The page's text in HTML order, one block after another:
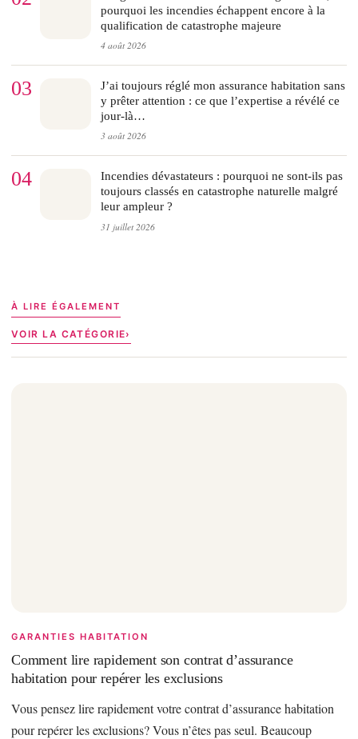
pourquoi les incendies échappent encore à la
qualification de catastrophe majeure
4 août 2026
03
J’ai toujours réglé mon assurance habitation sans
y prêter attention : ce que l’expertise a révélé ce
jour-là…
3 août 2026
04
Incendies dévastateurs : pourquoi ne sont-ils pas
toujours classés en catastrophe naturelle malgré
leur ampleur ?
31 juillet 2026
À LIRE ÉGALEMENT
VOIR LA CATÉGORIE
GARANTIES HABITATION
Comment lire rapidement son contrat d’assurance
habitation pour repérer les exclusions
Vous pensez lire rapidement votre contrat d’assurance habitation
pour repérer les exclusions? Vous n’êtes pas seul. Beaucoup